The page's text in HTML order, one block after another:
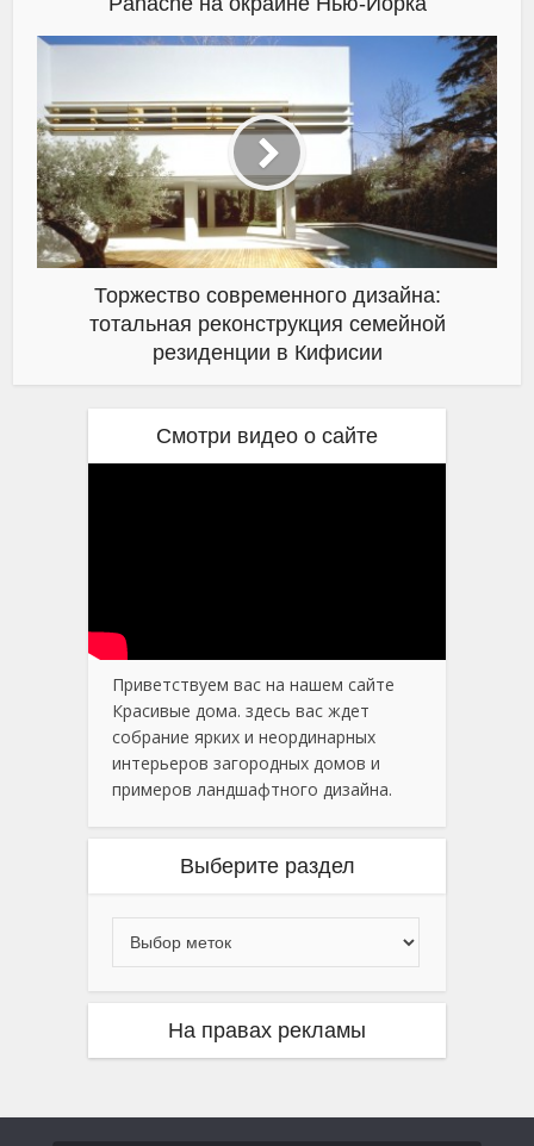
Торжество современного дизайна:
тотальная реконструкция семейной
резиденции в Кифисии
Смотри видео о сайте
Приветствуем вас на нашем сайте
Красивые дома. здесь вас ждет
собрание ярких и неординарных
интерьеров загородных домов и
примеров ландшафтного дизайна.
Выберите раздел
На правах рекламы